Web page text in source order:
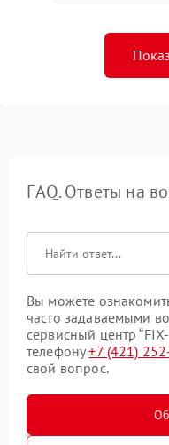
FAQ. Ответы на
Вы можете
часто задаваемыми
сервисный центр
телефону+7 (421)
свой вопрос.